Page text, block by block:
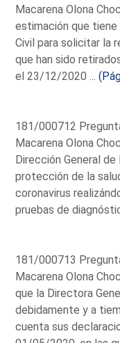
Macarena Olona
estimación que tiene
Civil para solicitar la
que han sido
el 23/12/2020 ...
181/000712
Macarena Olona
Dirección General de
protección de la
coronavirus
pruebas de
181/000713
Macarena Olona
que la Directora
debidamente y a
cuenta sus